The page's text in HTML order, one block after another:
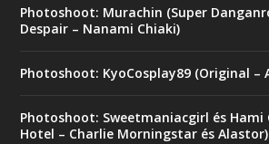
Photoshoot: Murachin (Super
Despair – Nanami Chiaki)
Photoshoot: KyoCosplay89 (Original –
Photoshoot: Sweetmaniacgirl és Hami
Hotel – Charlie Morningstar és Alastor)